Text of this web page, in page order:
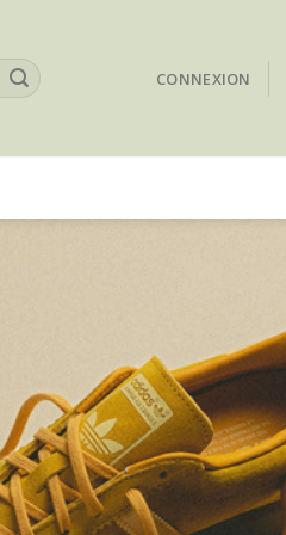
CONNEXION